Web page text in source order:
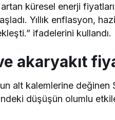
artan küresel enerji
Yıllık enflasyon,
ifadelerini kullandı.
akaryakıt
alt kalemlerine değinen
düşüşün olumlu